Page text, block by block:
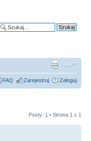
FAQ Zarejestruj Zaloguj
Posty: 1 • Strona 1 z 1